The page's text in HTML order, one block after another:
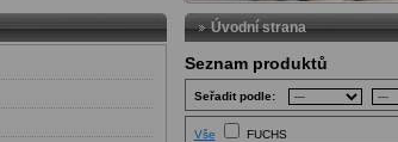
Úvodní strana
Seznam produktů
Seřadit podle:
Vše FUCHS